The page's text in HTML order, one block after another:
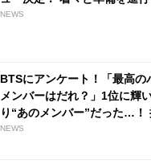
NEWS
BTSにアンケート！「最高の
メンバーはだれ？」1位に輝
り“あのメンバー”だった…！
ー愛にファン感動
NEWS